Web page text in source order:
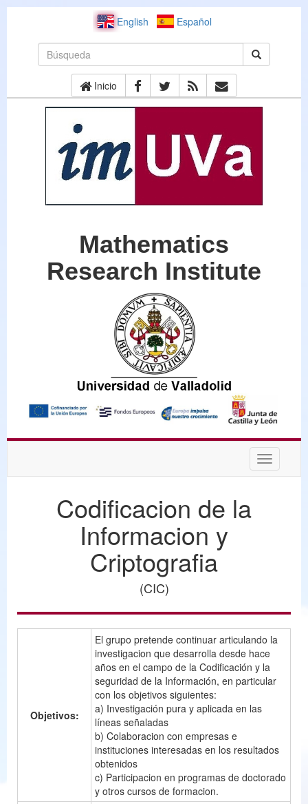
English Español
Inicio
Mathematics
Research Institute
Desplegar
Codificacion de la
Informacion y
Criptografia
(CIC)
Objetivos:
El grupo pretende continuar articulando la
investigacion que desarrolla desde hace
años en el campo de la Codificación y la
seguridad de la Información, en particular
con los objetivos siguientes:
a) Investigación pura y aplicada en las
líneas señaladas
b) Colaboracion con empresas e
instituciones interesadas en los resultados
obtenidos
c) Participacion en programas de doctorado
y otros cursos de formacion.